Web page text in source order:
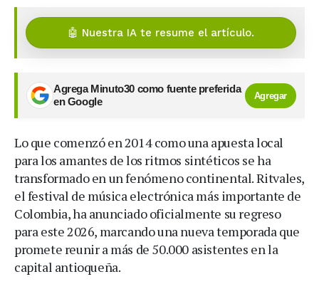
🤖 Nuestra IA te resume el artículo.
Agrega Minuto30 como fuente preferida
en Google
Agregar
Lo que comenzó en 2014 como una apuesta local
para los amantes de los ritmos sintéticos se ha
transformado en un fenómeno continental. Ritvales,
el festival de música electrónica más importante de
Colombia, ha anunciado oficialmente su regreso
para este 2026, marcando una nueva temporada que
promete reunir a más de 50.000 asistentes en la
capital antioqueña.